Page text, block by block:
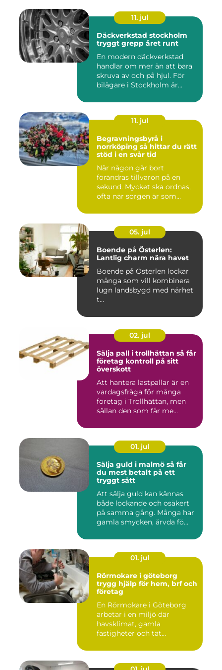
11. jul
Däckverkstad stockholm
tryggt grepp året runt
En modern däckverkstad
handlar om mer än att bara
skruva av och på hjul. För
bilägare i Stockholm är...
11. jul
Begravningsbyrå i
norrköping så hittar du rätt
stöd i en svår tid
När någon går bort
förändras tillvaron på en
sekund. Mycket ska ordnas,
ofta när sorgen är som
05. jul
Boende på Österlen:
Lantlig charm nära havet
Boende på Österlen lockar
många som vill kombinera
lugn landsbygd med närhet
t...
02. jul
Sälja pall i trollhättan så får
företag kontroll på sitt
överskott
Att hantera lastpallar är en
vardagsfråga för många
företag i Trollhättan, men
sällan den som får me...
01. jul
Sälja guld i malmö så får
du mest betalt på ett
tryggt sätt
Att sälja guld kan kännas
både lockande och osäkert
på samma gång. Många har
gamla smycken, ärvda fö...
01. jul
Rörmokare i göteborg
trygg hjälp för hem, brf och
företag
En Rörmokare i Göteborg
arbetar i en miljö där
havsklimat, gamla
fastigheter och tät